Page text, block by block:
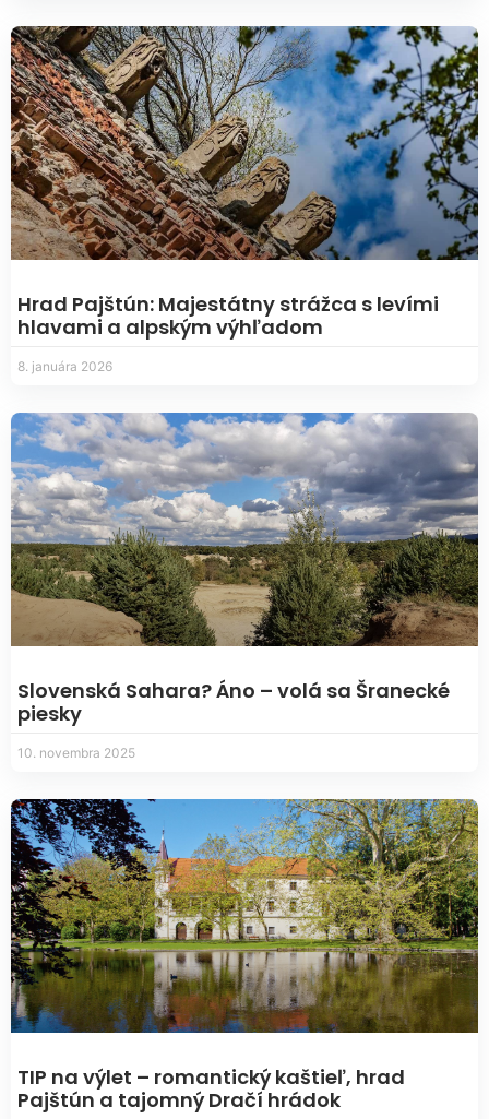
Hrad Pajštún: Majestátny strážca s levími
hlavami a alpským výhľadom
8. januára 2026
Slovenská Sahara? Áno – volá sa Šranecké
piesky
10. novembra 2025
TIP na výlet – romantický kaštieľ, hrad
Pajštún a tajomný Dračí hrádok